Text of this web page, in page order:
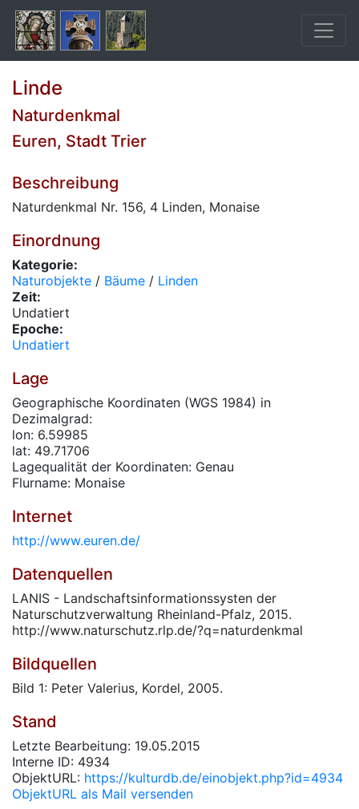
Linde
Naturdenkmal
Euren, Stadt Trier
Beschreibung
Naturdenkmal Nr. 156, 4 Linden, Monaise
Einordnung
Kategorie:
Naturobjekte / Bäume / Linden
Zeit:
Undatiert
Epoche:
Undatiert
Lage
Geographische Koordinaten (WGS 1984) in
Dezimalgrad:
lon: 6.59985
lat: 49.71706
Lagequalität der Koordinaten: Genau
Flurname: Monaise
Internet
http://www.euren.de/
Datenquellen
LANIS - Landschaftsinformationssysten der
Naturschutzverwaltung Rheinland-Pfalz, 2015.
http://www.naturschutz.rlp.de/?q=naturdenkmal
Bildquellen
Bild 1: Peter Valerius, Kordel, 2005.
Stand
Letzte Bearbeitung: 19.05.2015
Interne ID: 4934
ObjektURL: https://kulturdb.de/einobjekt.php?id=4934
ObjektURL als Mail versenden